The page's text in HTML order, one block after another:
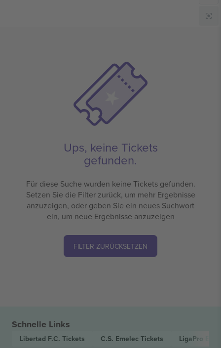
Ups, keine Tickets
gefunden.
Für diese Suche wurden keine Tickets gefunden.
Setzen Sie die Filter zurück, um mehr Ergebnisse
anzuzeigen, oder geben Sie ein neues Suchwort
ein, um neue Ergebnisse anzuzeigen
FILTER ZURÜCKSETZEN
Schnelle Links
Libertad F.C. Tickets C.S. Emelec Tickets LigaPro